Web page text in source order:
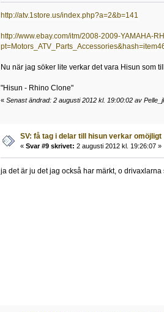
http://atv.1store.us/index.php?a=2&b=141
http://www.ebay.com/itm/2008-2009-YAMAHA-
Nu när jag söker lite verkar det vara Hisun som
"Hisun - Rhino Clone"
« Senast ändrad: 2 augusti 2012 kl. 19:00:02 av
SV: få tag i delar till hisun verkar omöjligt
« Svar #9 skrivet: 2 augusti 2012 kl. 19:26:07 »
ja det är ju det jag också har märkt, o